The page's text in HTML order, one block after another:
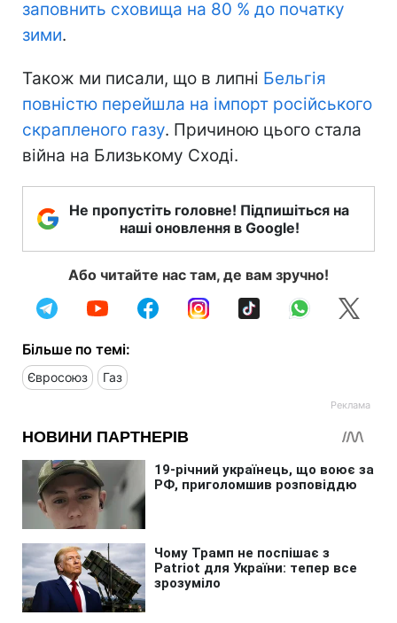
заповнить сховища на 80 % до початку
зими.
Також ми писали, що в липні Бельгія
повністю перейшла на імпорт російського
скрапленого газу. Причиною цього стала
війна на Близькому Сході.
Не пропустіть головне! Підпишіться на
наші оновлення в Google!
Або читайте нас там, де вам зручно!
Більше по темі:
Євросоюз Газ